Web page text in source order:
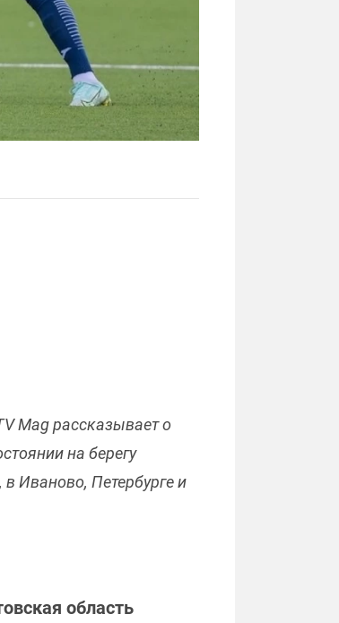
Mag рассказывает о
на берегу
Иваново, Петербурге и
область